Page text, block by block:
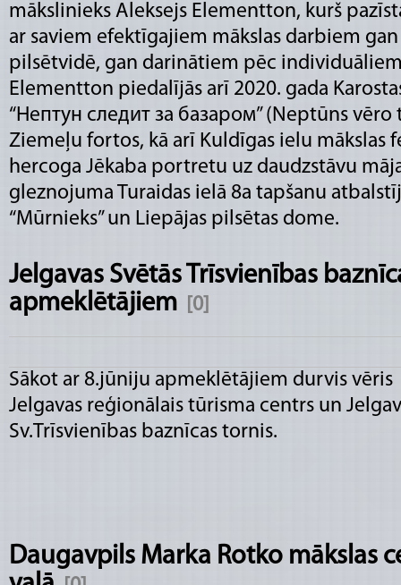
mākslinieks Aleksejs Elementton, kurš
ar saviem efektīgajiem mākslas darbiem gan
pilsētvidē, gan darinātiem pēc
Elementton piedalījās arī 2020. gada
“Нептун следит за базаром” (Neptūns
Ziemeļu fortos, kā arī Kuldīgas ielu mākslas
hercoga Jēkaba portretu uz daudzstāvu
gleznojuma Turaidas ielā 8a tapšanu
“Mūrnieks” un Liepājas pilsētas dome.
Jelgavas Svētās Trīsvienības
apmeklētājiem
[0]
Sākot ar 8.jūniju apmeklētājiem durvis vēris
Jelgavas reģionālais tūrisma centrs un
Sv.Trīsvienības baznīcas tornis.
Daugavpils Marka Rotko mākslas